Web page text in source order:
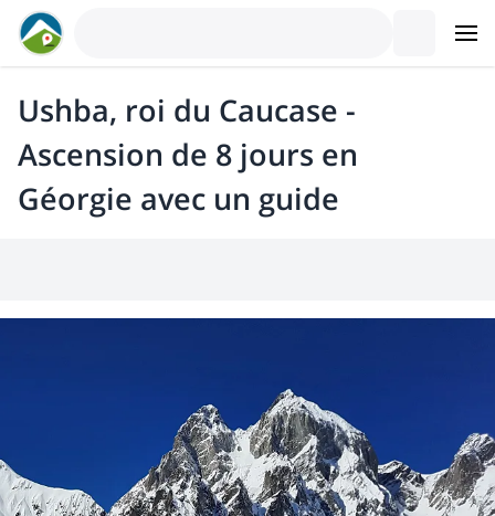
Ushba, roi du Caucase -
Ascension de 8 jours en
Géorgie avec un guide